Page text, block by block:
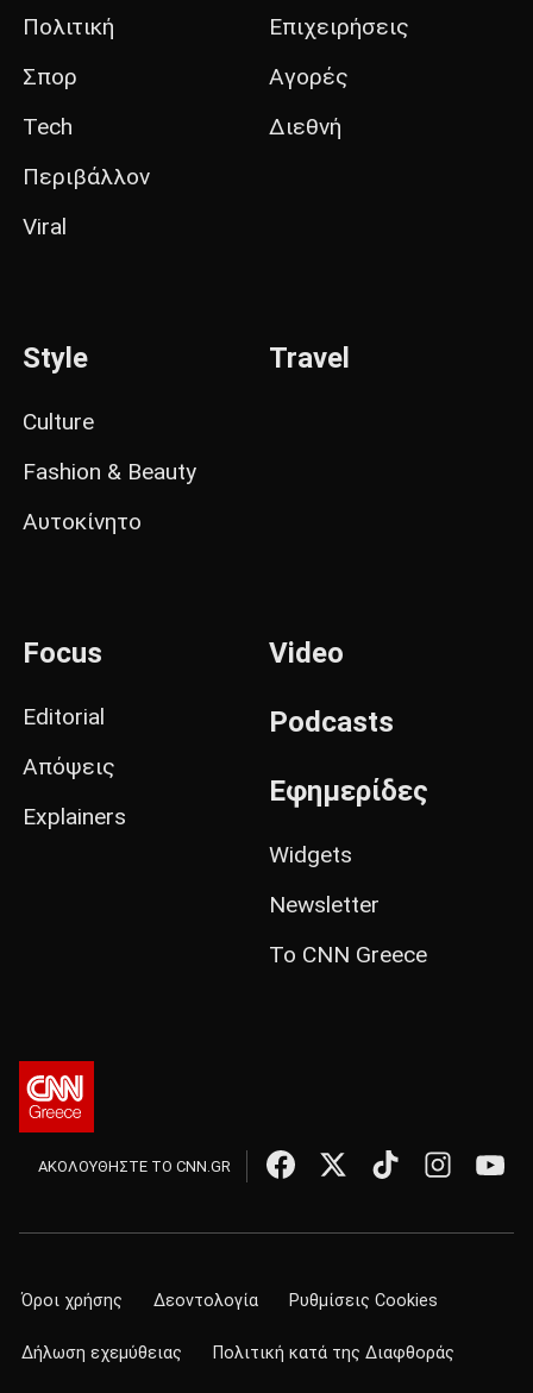
Πολιτική
Σπορ
Tech
Περιβάλλον
Viral
Επιχειρήσεις
Αγορές
Διεθνή
Style
Culture
Fashion & Beauty
Αυτοκίνητο
Travel
Focus
Editorial
Απόψεις
Explainers
Video
Podcasts
Εφημερίδες
Widgets
Newsletter
Το CNN Greece
ΑΚΟΛΟΥΘΗΣΤΕ ΤΟ CNN.GR
Όροι χρήσης Δεοντολογία Ρυθμίσεις Cookies
Δήλωση εχεμύθειας Πολιτική κατά της Διαφθοράς